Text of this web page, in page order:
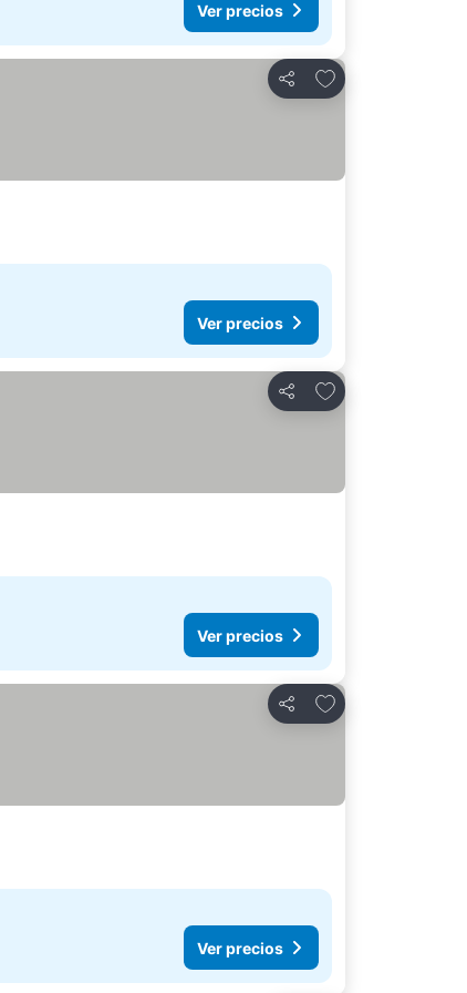
Ver precios
Compartir
Agregar a favoritos
Ver precios
Compartir
Agregar a favoritos
Ver precios
Compartir
Agregar a favoritos
Ver precios